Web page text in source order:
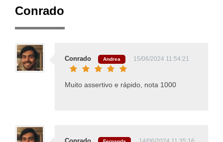
Conrado
Conrado Andrea 15/06/2024 11:54:21
Muito assertivo e rápido, nota 1000